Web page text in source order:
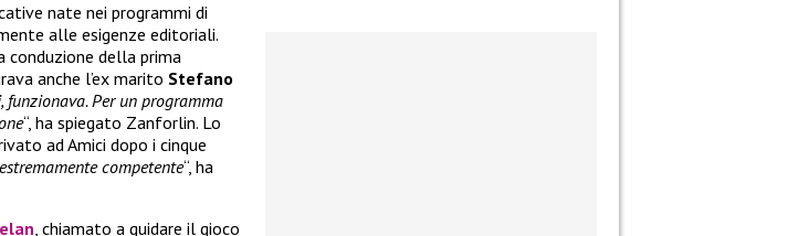
nate nei programmi di
alle esigenze editoriali.
conduzione della prima
anche l’ex marito Stefano
funzionava. Per un programma
“, ha spiegato Zanforlin. Lo
ad Amici dopo i cinque
competente“, ha
, chiamato a guidare il gioco